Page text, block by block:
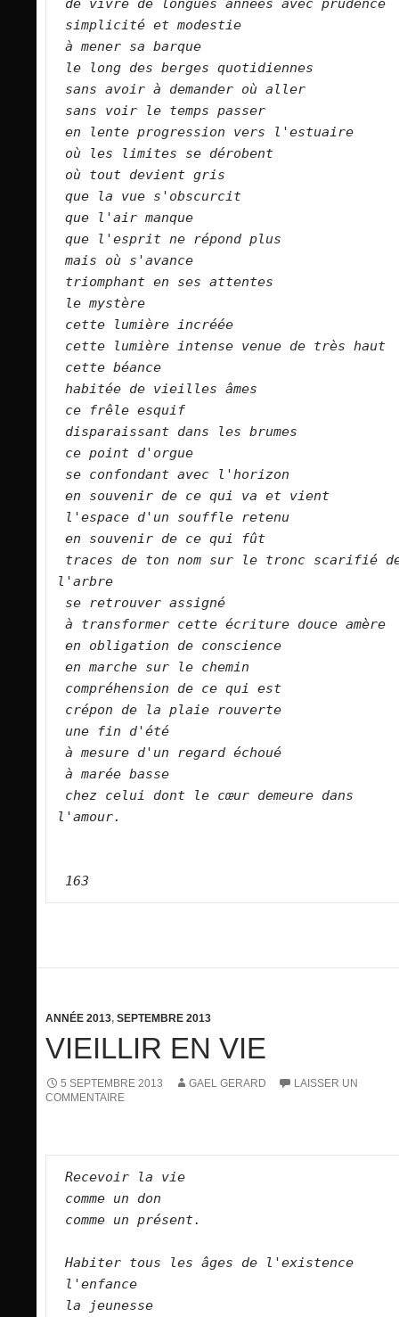
de vivre de longues années avec prudence
simplicité et modestie
à mener sa barque
le long des berges quotidiennes
sans avoir à demander où aller
sans voir le temps passer
en lente progression vers l'estuaire
où les limites se dérobent
où tout devient gris
que la vue s'obscurcit
que l'air manque
que l'esprit ne répond plus
mais où s'avance
triomphant en ses attentes
le mystère
cette lumière incréée
cette lumière intense venue de très haut
cette béance
habitée de vieilles âmes
ce frêle esquif
disparaissant dans les brumes
ce point d'orgue
se confondant avec l'horizon
en souvenir de ce qui va et vient
l'espace d'un souffle retenu
en souvenir de ce qui fût
traces de ton nom sur le tronc scarifié
l'arbre
se retrouver assigné
à transformer cette écriture douce amère
en obligation de conscience
en marche sur le chemin
compréhension de ce qui est
crépon de la plaie rouverte
une fin d'été
à mesure d'un regard échoué
à marée basse
chez celui dont le cœur demeure dans
l'amour.
163
ANNÉE 2013, SEPTEMBRE 2013
VIEILLIR EN VIE
5 SEPTEMBRE 2013 GAEL GERARD
LAISSER UN
COMMENTAIRE
Recevoir la vie
comme un don
comme un présent.
Habiter tous les âges de l'existence
l'enfance
la jeunesse